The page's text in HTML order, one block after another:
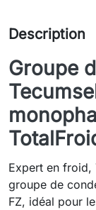
Description
Groupe
Expert en froid,
groupe de
FZ, idéal pour